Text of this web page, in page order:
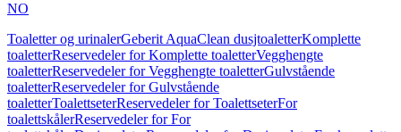
NO
Toaletter og urinalerGeberit AquaClean dusjtoaletterKomplette
toaletterReservedeler for Komplette toaletterVegghengte
toaletterReservedeler for Vegghengte toaletterGulvstående
toaletterReservedeler for Gulvstående
toaletterToalettseterReservedeler for ToalettseterFor
toalettskålerReservedeler for For